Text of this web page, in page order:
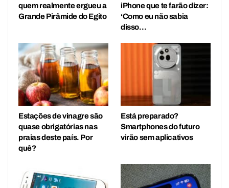
quem realmente ergueu a
Grande Pirâmide do Egito
iPhone que te farão dizer:
‘Como eu não sabia
disso…
Estações de vinagre são
quase obrigatórias nas
praias deste país. Por
quê?
Está preparado?
Smartphones do futuro
virão sem aplicativos